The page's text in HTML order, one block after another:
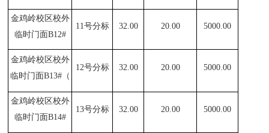
金鸡岭校区校外
临时门面B12#
11号分标 32.00 20.00 5000.00
金鸡岭校区校外
临时门面B13#（
12号分标 32.00 20.00 5000.00
金鸡岭校区校外
临时门面B14#
13号分标 32.00 20.00 5000.00